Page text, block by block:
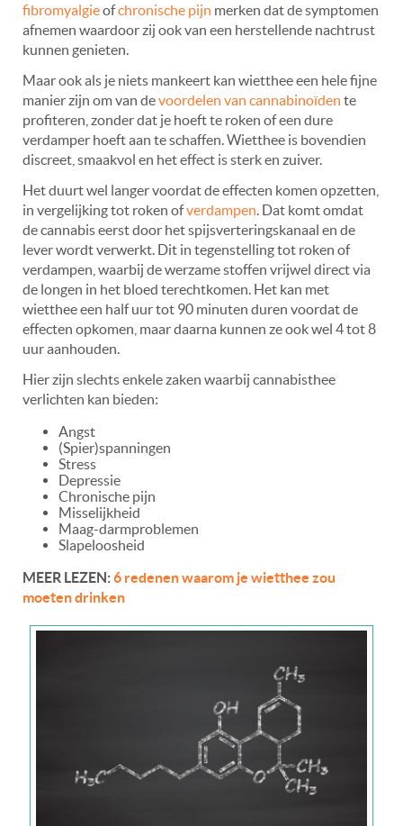
fibromyalgieofchronische pijn merken dat de symptomen
afnemen waardoor zij ook van een herstellende nachtrust
kunnen genieten.
Maar ook als je niets mankeert kan wietthee een hele fijne
manier zijn om van devoordelen van cannabinoïden te
profiteren, zonder dat je hoeft te roken of een dure
verdamper hoeft aan te schaffen. Wietthee is bovendien
discreet, smaakvol en het effect is sterk en zuiver.
Het duurt wel langer voordat de effecten komen opzetten,
in vergelijking tot roken ofverdampen. Dat komt omdat
de cannabis eerst door het spijsverteringskanaal en de
lever wordt verwerkt. Dit in tegenstelling tot roken of
verdampen, waarbij de werzame stoffen vrijwel direct via
de longen in het bloed terechtkomen. Het kan met
wietthee een half uur tot 90 minuten duren voordat de
effecten opkomen, maar daarna kunnen ze ook wel 4 tot 8
uur aanhouden.
Hier zijn slechts enkele zaken waarbij cannabisthee
verlichten kan bieden:
Angst
(Spier)spanningen
Stress
Depressie
Chronische pijn
Misselijkheid
Maag-darmproblemen
Slapeloosheid
MEER LEZEN:6 redenen waarom je wietthee zou
moeten drinken